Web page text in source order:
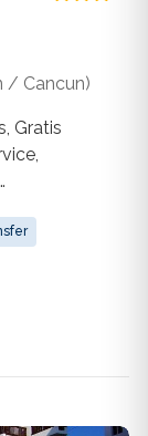
/ Cancun)
Gratis
WLAN